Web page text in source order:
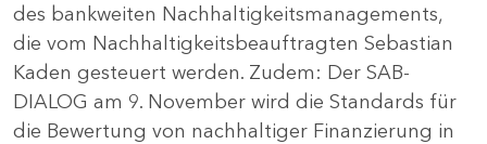
des bankweiten Nachhaltigkeitsmanagements,
die vom Nachhaltigkeitsbeauftragten Sebastian
Kaden gesteuert werden. Zudem: Der SAB-
DIALOG am 9. November wird die Standards für
die Bewertung von nachhaltiger Finanzierung in